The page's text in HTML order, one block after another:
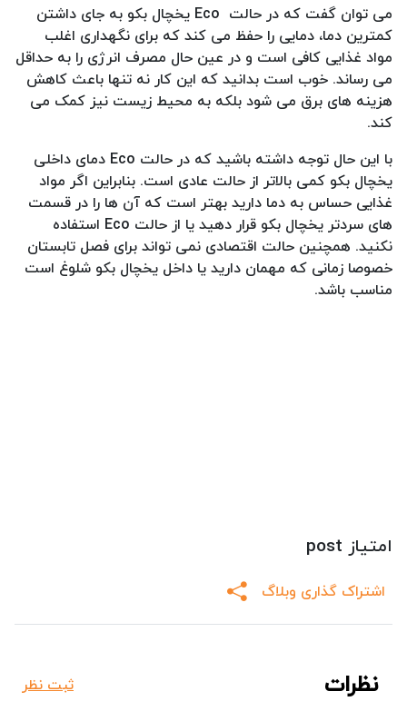
می توان گفت که در حالت Eco یخچال بکو به جای داشتن
کمترین دما، دمایی را حفظ می کند که برای نگهداری اغلب
مواد غذایی کافی است و در عین حال مصرف انرژی را به حداقل
می رساند. خوب است بدانید که این کار نه تنها باعث کاهش
هزینه های برق می شود بلکه به محیط زیست نیز کمک می
کند.
با این حال توجه داشته باشید که در حالت Eco دمای داخلی
یخچال بکو کمی بالاتر از حالت عادی است. بنابراین اگر مواد
غذایی حساس به دما دارید بهتر است که آن ها را در قسمت
های سردتر یخچال بکو قرار دهید یا از حالت Eco استفاده
نکنید. همچنین حالت اقتصادی نمی تواند برای فصل تابستان
خصوصا زمانی که مهمان دارید یا داخل یخچال بکو شلوغ است
مناسب باشد.
امتیاز post
اشتراک گذاری وبلاگ
نظرات ثبت نظر